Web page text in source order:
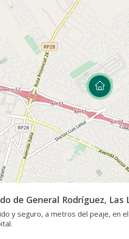
de General Rodríguez, Las
y seguro, a metros del peaje, en